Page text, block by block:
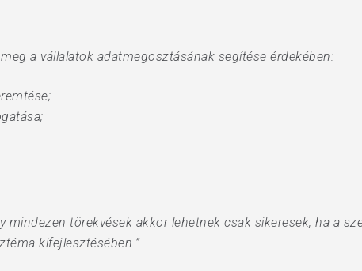
a vállalatok adatmegosztásának segítése érdekében:
törekvések akkor lehetnek csak sikeresek, ha a
kifejlesztésében.”